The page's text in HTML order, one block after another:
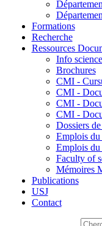
Formations
Recherche
Ressources
Info
Brochures
CMI -
CMI -
CMI -
CMI -
Dossiers
Emplois du
Emplois du
Faculty of
Mémoires
Publications
USJ
Contact